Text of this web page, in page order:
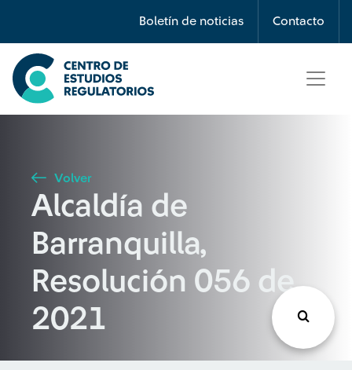
Boletín de noticias Contacto
Búsqueda
Seleccione país
Buscar
Volver
Alcaldía de
Barranquilla,
Resolución 056 de
2021